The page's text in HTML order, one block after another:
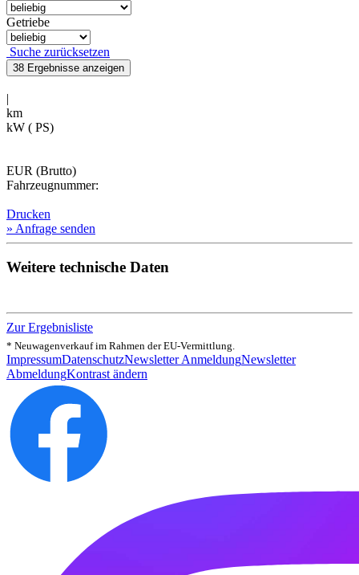
Getriebe
Suche zurücksetzen
38 Ergebnisse anzeigen
|
km
kW ( PS)
EUR (Brutto)
Fahrzeugnummer:
Drucken
» Anfrage senden
Weitere technische Daten
Zur Ergebnisliste
* Neuwagenverkauf im Rahmen der EU-Vermittlung.
ImpressumDatenschutzNewsletter AnmeldungNewsletter
AbmeldungKontrast ändern